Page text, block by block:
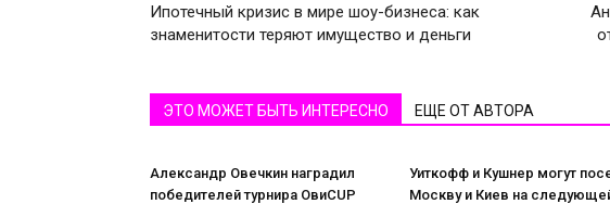
Ипотечный кризис в мире шоу-бизнеса: как
знаменитости теряют имущество и деньги
ЭТО МОЖЕТ БЫТЬ ИНТЕРЕСНО ЕЩЕ ОТ АВТОРА
Александр Овечкин наградил
победителей турнира ОвиCUP
Уиткофф и Кушнер могут
Москву и Киев на